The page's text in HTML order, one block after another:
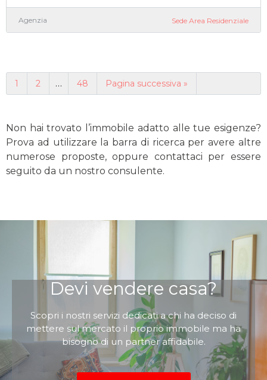
Agenzia Sede Area Residenziale
1 2 … 48 Pagina successiva »
Non hai trovato l’immobile adatto alle tue esigenze?
Prova ad utilizzare la barra di ricerca per avere altre
numerose proposte, oppure contattaci per essere
seguito da un nostro consulente.
Devi vendere casa?
Scopri i nostri servizi dedicati a chi ha deciso di
mettere sul mercato il proprio immobile ma ha
bisogno di un partner affidabile.